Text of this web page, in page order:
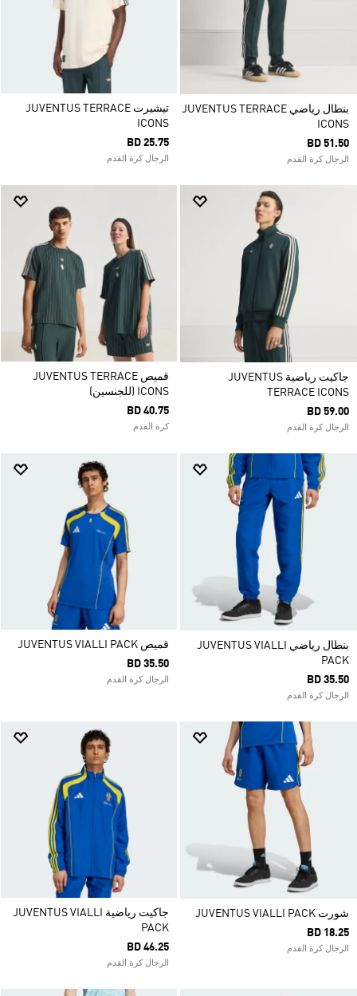
بنطال رياضي JUVENTUS TERRACE
ICONS
BD 51.50
الرجال كرة القدم
تيشيرت JUVENTUS TERRACE
ICONS
BD 25.75
الرجال كرة القدم
جاكيت رياضية JUVENTUS
TERRACE ICONS
BD 59.00
الرجال كرة القدم
قميص JUVENTUS TERRACE
ICONS (للجنسين)
BD 40.75
كرة القدم
بنطال رياضي JUVENTUS VIALLI
PACK
BD 35.50
الرجال كرة القدم
قميص JUVENTUS VIALLI PACK
BD 35.50
الرجال كرة القدم
شورت JUVENTUS VIALLI PACK
BD 18.25
الرجال كرة القدم
جاكيت رياضية JUVENTUS VIALLI
PACK
BD 46.25
الرجال كرة القدم